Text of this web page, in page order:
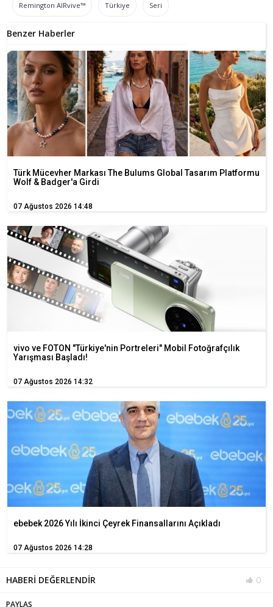
Remington AIRvive™ Türkiye Seri
Benzer Haberler
Türk Mücevher Markası The Bulums Global Tasarım Platformu
Wolf & Badger'a Girdi
07 Ağustos 2026 14:48
vivo ve FOTON "Türkiye'nin Portreleri" Mobil Fotoğrafçılık
Yarışması Başladı!
07 Ağustos 2026 14:32
ebebek 2026 Yılı İkinci Çeyrek Finansallarını Açıkladı
07 Ağustos 2026 14:28
HABERİ DEĞERLENDİR 0
PAYLAŞ